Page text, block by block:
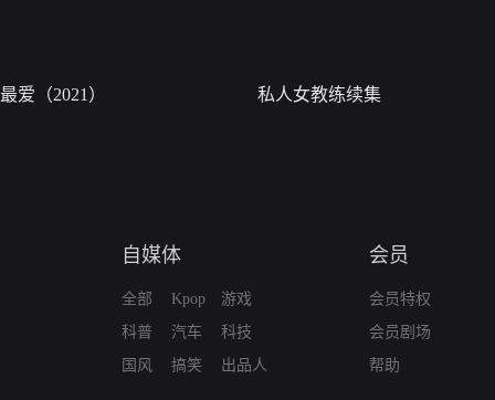
最爱（2021） 私人女教练续集
自媒体
全部
科普
国风
Kpop
汽车
搞笑
游戏
科技
出品人
会员
会员特权
会员剧场
帮助